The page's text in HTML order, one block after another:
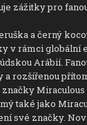
zážitky pro
a černý
v rámci globální
Arábií.
rozšířenou
Miraculous
také jako
své značky.